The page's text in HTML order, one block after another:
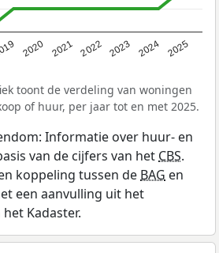
2020 2021 2022 2023 2024 2025
toont de verdeling van woningen
of huur, per jaar tot en met 2025.
Informatie over huur- en
van de cijfers van hetCBS.
koppeling tussen deBAG en
een aanvulling uit het
Kadaster.